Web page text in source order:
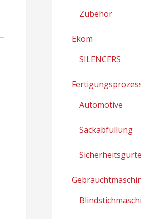
Zubehör
Ekom
SILENCERS
Automotive
Sackabfüllung
Sicherheitsgurte